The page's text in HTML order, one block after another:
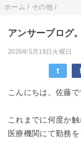
ホーム / その他/
アンサーブログ。
2026年5月19日火曜日
t
こんにちは。佐藤で
これまでに何度か
医療機関にて勤務を